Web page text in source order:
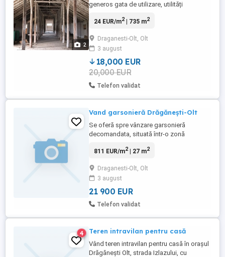
2
generos gata de utilizare, utilități
afaceri proprii,depozitare sau producție
Olt
24 EUR/m2| 735 m2
Draganesti-Olt, Olt
3 august
18,000 EUR
20,000 EUR
Telefon validat
Vand garsonieră Drăgănești-Olt
Se oferă spre vânzare garsonieră
decomandata, situată într-o zonă
Strada Colonel Năstase Ion. Proprietatea
locuit, cât și ca investiție pentru închiriere.
811 EUR/m2| 27 m2
Draganesti-Olt, Olt
3 august
21 900 EUR
Telefon validat
4 Teren intravilan pentru casă
Vând teren intravilan pentru casă în orașul
Drăgănești Olt, strada Izlazului, cu